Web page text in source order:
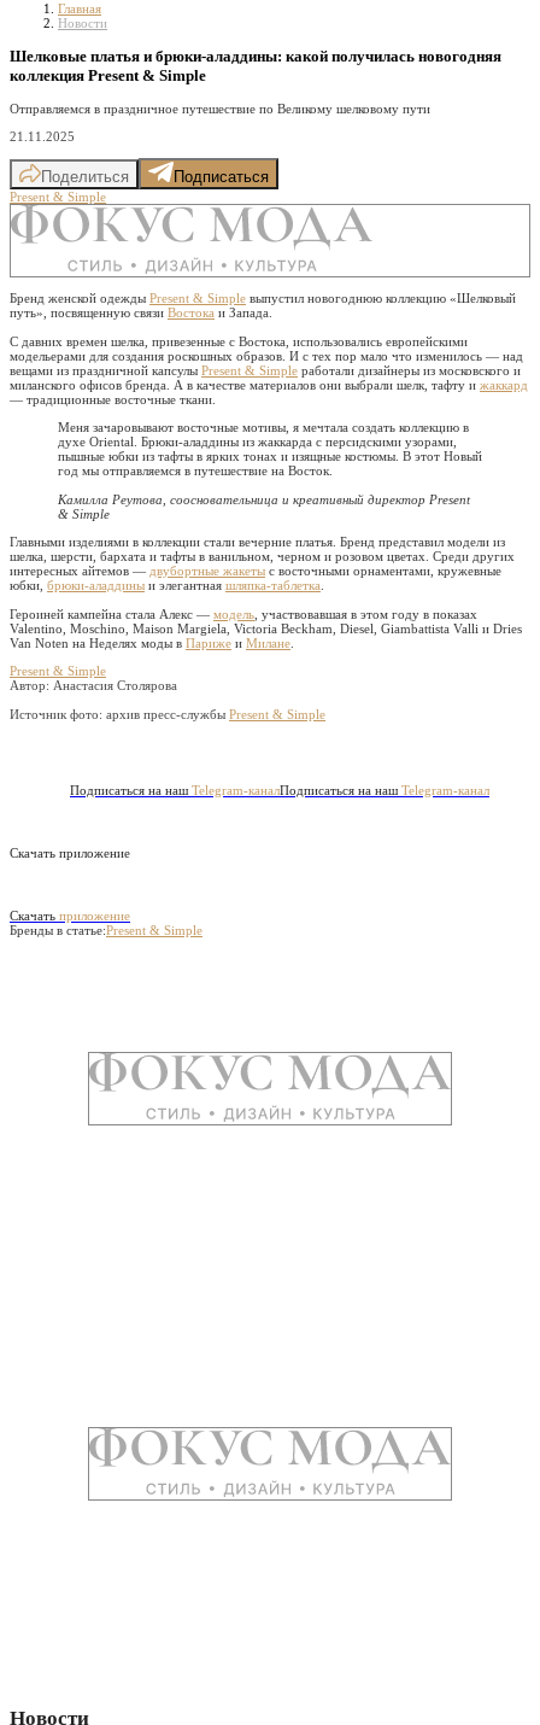
Главная
Новости
Шелковые платья и брюки-аладдины: какой получилась новогодняя
коллекция Present & Simple
Отправляемся в праздничное путешествие по Великому шелковому пути
21.11.2025
Поделиться Подписаться
Present & Simple
Бренд женской одежды Present & Simple выпустил новогоднюю коллекцию «Шелковый
путь», посвященную связи Востока и Запада.
С давних времен шелка, привезенные с Востока, использовались европейскими
модельерами для создания роскошных образов. И с тех пор мало что изменилось — над
вещами из праздничной капсулы Present & Simple работали дизайнеры из московского и
миланского офисов бренда. А в качестве материалов они выбрали шелк, тафту и жаккард
— традиционные восточные ткани.
Меня зачаровывают восточные мотивы, я мечтала создать коллекцию в
духе Oriental. Брюки-аладдины из жаккарда с персидскими узорами,
пышные юбки из тафты в ярких тонах и изящные костюмы. В этот Новый
год мы отправляемся в путешествие на Восток.
Камилла Реутова, соосновательница и креативный директор Present
& Simple
Главными изделиями в коллекции стали вечерние платья. Бренд представил модели из
шелка, шерсти, бархата и тафты в ванильном, черном и розовом цветах. Среди других
интересных айтемов — двубортные жакеты с восточными орнаментами, кружевные
юбки, брюки-аладдины и элегантная шляпка-таблетка
Героиней кампейна стала Алекс — модель , участвовавшая в этом году в показах
Valentino, Moschino, Maison Margiela, Victoria Beckham, Diesel, Giambattista Valli и Dries
Van Noten на Неделях моды в Париже и Милане
Present & Simple
Автор: Анастасия Столярова
Источник фото: архив пресс-службы Present & Simple
Подписаться на наш Telegram-каналПодписаться на наш Telegram-канал
Скачать приложение
Скачать приложение
Бренды в статье:Present & Simple
Новости